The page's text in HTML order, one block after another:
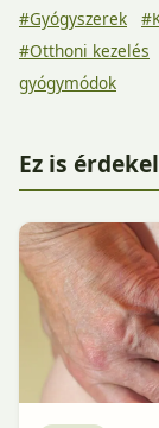
#Gyógyszerek
#Otthoni kezelés
gyógymódok
Ez is